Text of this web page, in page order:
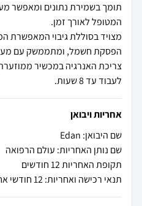
תומך בשמירת נתונים ומאפשר
מצויד בסוללת גיבוי המאפשרת
צריכת האנרגיה במכשיר
לעבוד עד 8 שעות.
אחריות ויבואן
שם היבואן: Edan
שם נותן האחריות: עולם הרפואה
תקופת האחריות 12 חודשים
תנאי רכישה ואחריות: 12 חודשי אחריות לטיב המוצר